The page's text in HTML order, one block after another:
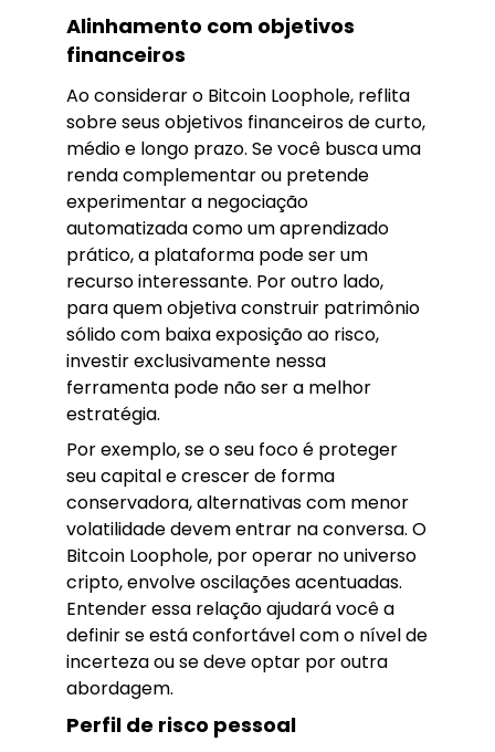
Alinhamento com objetivos
financeiros
Ao considerar o Bitcoin Loophole, reflita
sobre seus objetivos financeiros de curto,
médio e longo prazo. Se você busca uma
renda complementar ou pretende
experimentar a negociação
automatizada como um aprendizado
prático, a plataforma pode ser um
recurso interessante. Por outro lado,
para quem objetiva construir patrimônio
sólido com baixa exposição ao risco,
investir exclusivamente nessa
ferramenta pode não ser a melhor
estratégia.
Por exemplo, se o seu foco é proteger
seu capital e crescer de forma
conservadora, alternativas com menor
volatilidade devem entrar na conversa. O
Bitcoin Loophole, por operar no universo
cripto, envolve oscilações acentuadas.
Entender essa relação ajudará você a
definir se está confortável com o nível de
incerteza ou se deve optar por outra
abordagem.
Perfil de risco pessoal